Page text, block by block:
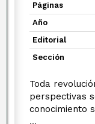
Páginas
Año
Editorial
Sección
Toda
perspectivas
conocimiento
...